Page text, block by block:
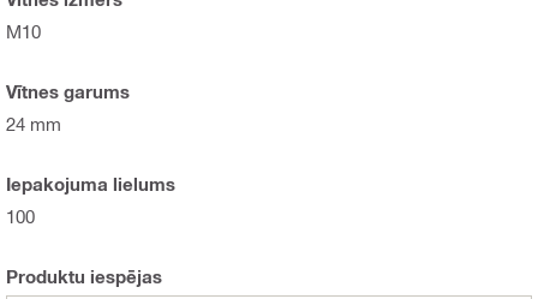
M10
Vītnes garums
24 mm
Iepakojuma lielums
100
Produktu iespējas